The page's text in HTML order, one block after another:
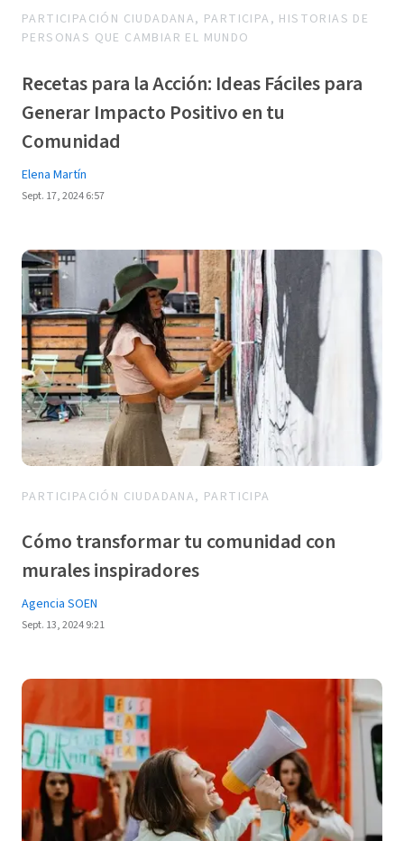
PARTICIPACIÓN CIUDADANA, PARTICIPA, HISTORIAS DE
PERSONAS QUE CAMBIAR EL MUNDO
Recetas para la Acción: Ideas Fáciles para
Generar Impacto Positivo en tu
Comunidad
Elena Martín
Sept. 17, 2024 6:57
PARTICIPACIÓN CIUDADANA, PARTICIPA
Cómo transformar tu comunidad con
murales inspiradores
Agencia SOEN
Sept. 13, 2024 9:21